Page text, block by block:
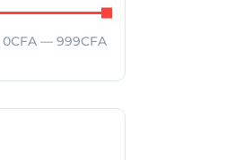
0CFA — 999CFA